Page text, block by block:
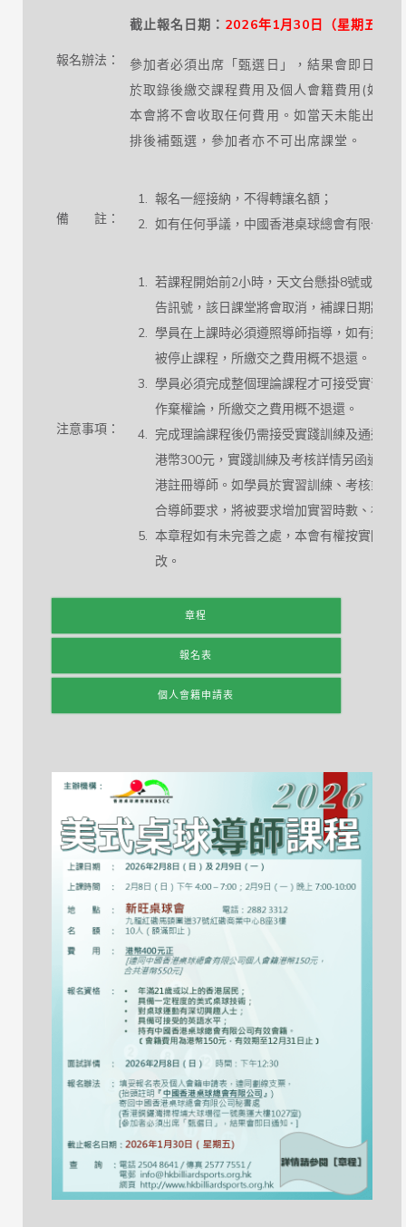
報名辦法：
截止報名日期： 2026年1月30日（星期五）
參加者必須出席「甄選日」，結果會即日通
於取錄後繳交課程費用及個人會籍費用(如需)
本會將不會收取任何費用。如當天未能出席
排後補甄選，參加者亦不可出席課堂。
備 註：
報名一經接納，不得轉讓名額；
如有任何爭議，中國香港桌球總會有限公司
注意事項：
若課程開始前2小時，天文台懸掛8號或以上
告訊號，該日課堂將會取消，補課日期將另
學員在上課時必須遵照導師指導，如有違規
被停止課程，所繳交之費用概不退還。
學員必須完成整個理論課程才可接受實習訓
作棄權論，所繳交之費用概不退還。
完成理論課程後仍需接受實踐訓練及通過考
港幣300元，實踐訓練及考核詳情另函通知
港註冊導師。如學員於實習訓練、考核或其
合導師要求，將被要求增加實習時數、補考
本章程如有未完善之處，本會有權按實際情
改。
章程
報名表
個人會籍申請表